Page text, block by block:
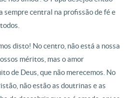
sempre central na profissão de fé e
disto! No centro, não está a nossa
méritos, mas o amor
de Deus, que não merecemos. No
não estão as doutrinas e as